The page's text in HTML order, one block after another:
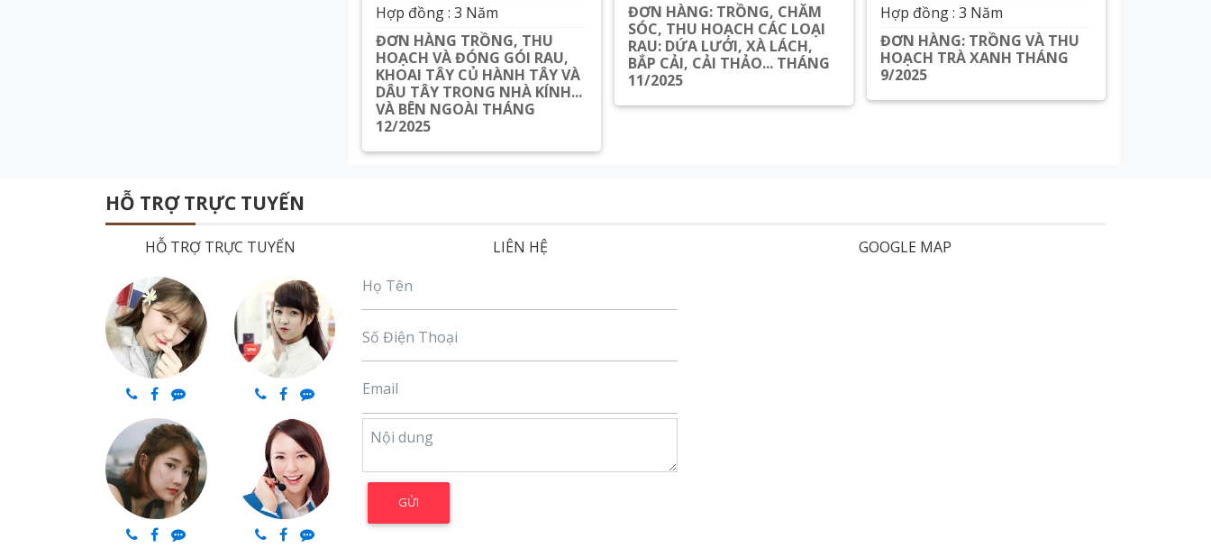
Hợp đồng : 3 Năm
ĐƠN HÀNG TRỒNG, THU
HOẠCH VÀ ĐÓNG GÓI RAU,
KHOAI TÂY CỦ HÀNH TÂY VÀ
DÂU TÂY TRONG NHÀ KÍNH...
VÀ BÊN NGOÀI THÁNG
12/2025
Xem chi tiết
ĐƠN HÀNG: TRỒNG, CHĂM
SÓC, THU HOẠCH CÁC LOẠI
RAU: DỨA LƯỚI, XÀ LÁCH,
BẮP CẢI, CẢI THẢO... THÁNG
11/2025
Xem chi tiết
Hợp đồng : 3 Năm
ĐƠN HÀNG: TRỒNG VÀ THU
HOẠCH TRÀ XANH THÁNG
9/2025
Xem chi tiết
HỖ TRỢ TRỰC TUYẾN
HỖ TRỢ TRỰC TUYẾN LIÊN HỆ GOOGLE MAP